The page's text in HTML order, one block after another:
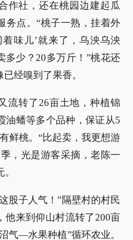
作社，还在桃园边建起瓜
务点。“桃子一熟，挂着外
味儿’就来了，乌泱乌泱
多少？20多万斤！”桃花还
经嗅到了果香。
流转了26亩土地，种植锦
油蟠等多个品种，保证从5
鲜桃。“比起卖，我更想游
，光是游客采摘，老陈一
股子人气！”隔壁村的村民
他来到仰山村流转了200亩
气—水果种植”循环农业。